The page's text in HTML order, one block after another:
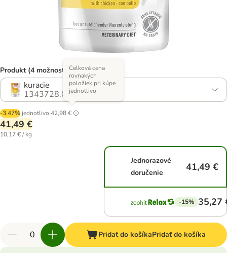
Produkt (4 možností)
kuracie
1343728.0
-3.47% jednotlivo 42,98 €
Celková cena
rovnakých
položiek pri kúpe
jednotlivo
41,49 €
10,17 € / kg
Jednorazové
doručenie
41,49 €
-15% 35,27
Pridať do košíkaPridať do košíka